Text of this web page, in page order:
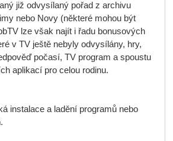
již odvysílaný pořad z archivu
nebo Novy (některé mohou být
lze však najít i řadu bonusových
v TV ještě nebyly odvysílány, hry,
počasí, TV program a spoustu
aplikací pro celou rodinu.
instalace a ladění programů nebo